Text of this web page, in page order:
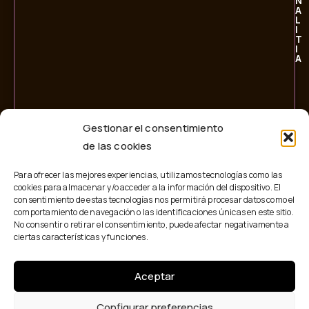
Gestionar el consentimiento
de las cookies
Para ofrecer las mejores experiencias, utilizamos tecnologías como las
cookies para almacenar y/o acceder a la información del dispositivo. El
consentimiento de estas tecnologías nos permitirá procesar datos como el
comportamiento de navegación o las identificaciones únicas en este sitio.
No consentir o retirar el consentimiento, puede afectar negativamente a
ciertas características y funciones.
Aceptar
A
L
I
T
I
A